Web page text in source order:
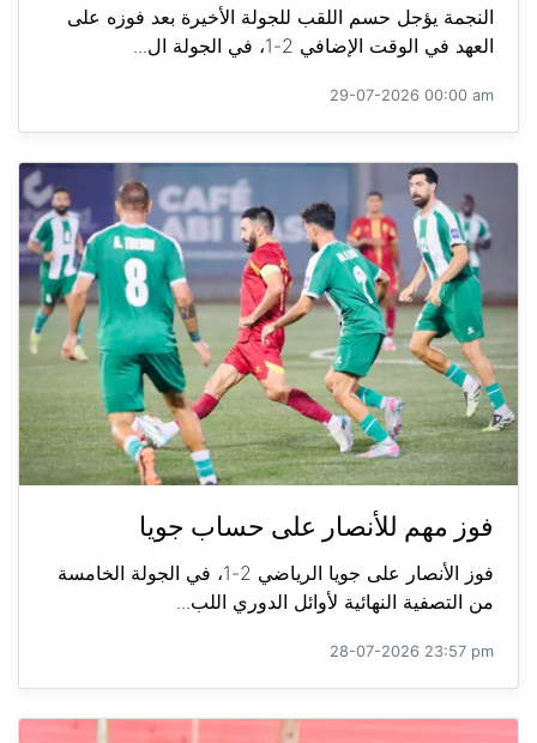
النجمة يؤجل حسم اللقب للجولة الأخيرة بعد فوزه على
العهد في الوقت الإضافي 2-1، في الجولة ال...
29-07-2026 00:00 am
فوز مهم للأنصار على حساب جويا
فوز الأنصار على جويا الرياضي 2-1، في الجولة الخامسة
من التصفية النهائية لأوائل الدوري اللب...
28-07-2026 23:57 pm